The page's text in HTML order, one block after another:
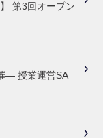
第3回オープン
― 授業運営SA